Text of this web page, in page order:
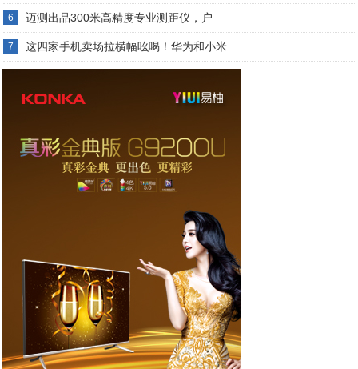
6 迈测出品300米高精度专业测距仪，户
7 这四家手机卖场拉横幅吆喝！华为和小米